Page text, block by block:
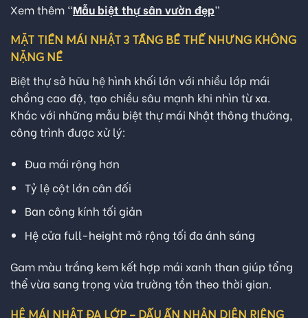
Xem thêm “Mẫu biệt thự sân vườn đẹp”
MẶT TIỀN MÁI NHẬT 3 TẦNG BỀ THẾ NHƯNG KHÔNG
NẶNG NỀ
Biệt thự sở hữu hệ hình khối lớn với nhiều lớp mái
chồng cao độ, tạo chiều sâu mạnh khi nhìn từ xa.
Khác với những mẫu biệt thự mái Nhật thông thường,
công trình được xử lý:
Đua mái rộng hơn
Tỷ lệ cột lớn cân đối
Ban công kính tối giản
Hệ cửa full-height mở rộng tối đa ánh sáng
Gam màu trắng kem kết hợp mái xanh than giúp tổng
thể vừa sang trọng vừa trường tồn theo thời gian.
HỆ MÁI NHẬT ĐA LỚP – DẤU ẤN NHẬN DIỆN RIÊNG